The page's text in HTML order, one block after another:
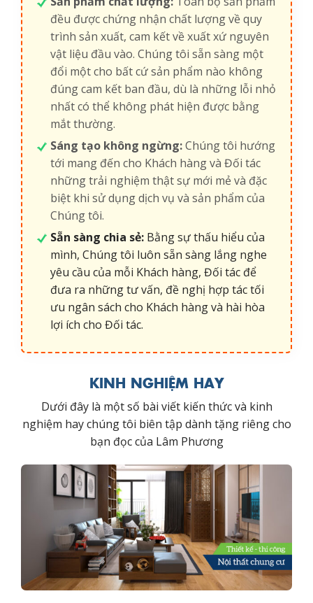
đều được chứng nhận chất lượng về quy
trình sản xuất, cam kết về xuất xứ nguyên
vật liệu đầu vào. Chúng tôi sẵn sàng một
đổi một cho bất cứ sản phẩm nào không
đúng cam kết ban đầu, dù là những lỗi nhỏ
nhất có thể không phát hiện được bằng
mắt thường.
Sáng tạo không ngừng:Chúng tôi hướng
tới mang đến cho Khách hàng và Đối tác
những trải nghiệm thật sự mới mẻ và đặc
biệt khi sử dụng dịch vụ và sản phẩm của
Chúng tôi.
Sẵn sàng chia sẻ: Bằng sự thấu hiểu của
mình, Chúng tôi luôn sẵn sàng lắng nghe
yêu cầu của mỗi Khách hàng, Đối tác để
đưa ra những tư vấn, đề nghị hợp tác tối
ưu ngân sách cho Khách hàng và hài hòa
lợi ích cho Đối tác.
KINH NGHIỆM HAY
Dưới đây là một số bài viết kiến thức và kinh
nghiệm hay chúng tôi biên tập dành tặng riêng cho
bạn đọc của Lâm Phương